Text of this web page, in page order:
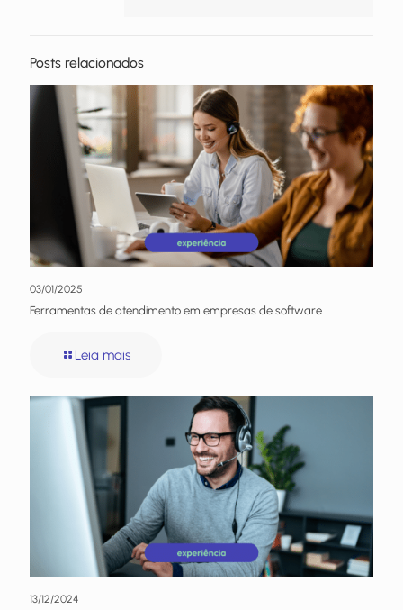
Posts relacionados
03/01/2025
Ferramentas de atendimento em empresas de software
Leia mais
13/12/2024